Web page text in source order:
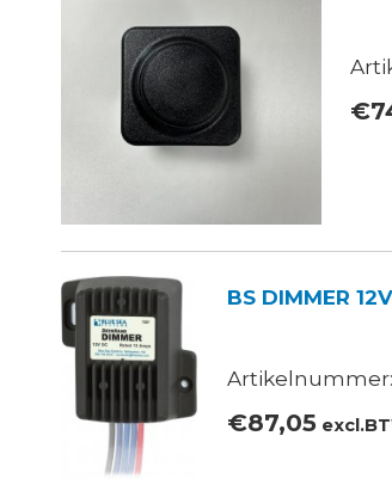
€
BS DIMMER
Artikelnummer:
€87,05